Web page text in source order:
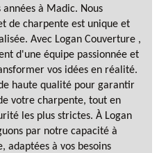
à Madic. Nous
de charpente est unique et
Avec Logan Couverture ,
d'une équipe passionnée et
vos idées en réalité.
haute qualité pour garantir
votre charpente, tout en
les plus strictes. À Logan
par notre capacité à
adaptées à vos besoins